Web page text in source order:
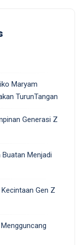
Maryam
TurunTangan
Generasi Z
Buatan Menjadi
Gen Z